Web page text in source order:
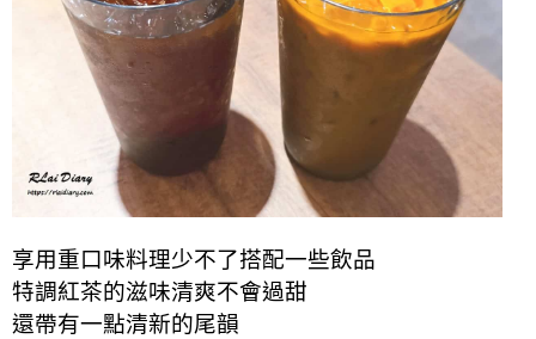
享用重口味料理少不了搭配一些飲品
特調紅茶的滋味清爽不會過甜
還帶有一點清新的尾韻